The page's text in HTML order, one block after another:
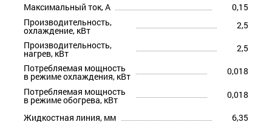
Максимальный ток, А
0,15
Производительность,
охлаждение, кВт
2,5
Производительность,
нагрев, кВт
2,5
Потребляемая мощность
в режиме охлаждения, кВт
0,018
Потребляемая мощность
в режиме обогрева, кВт 0,018
Жидкостная линия, мм
6,35